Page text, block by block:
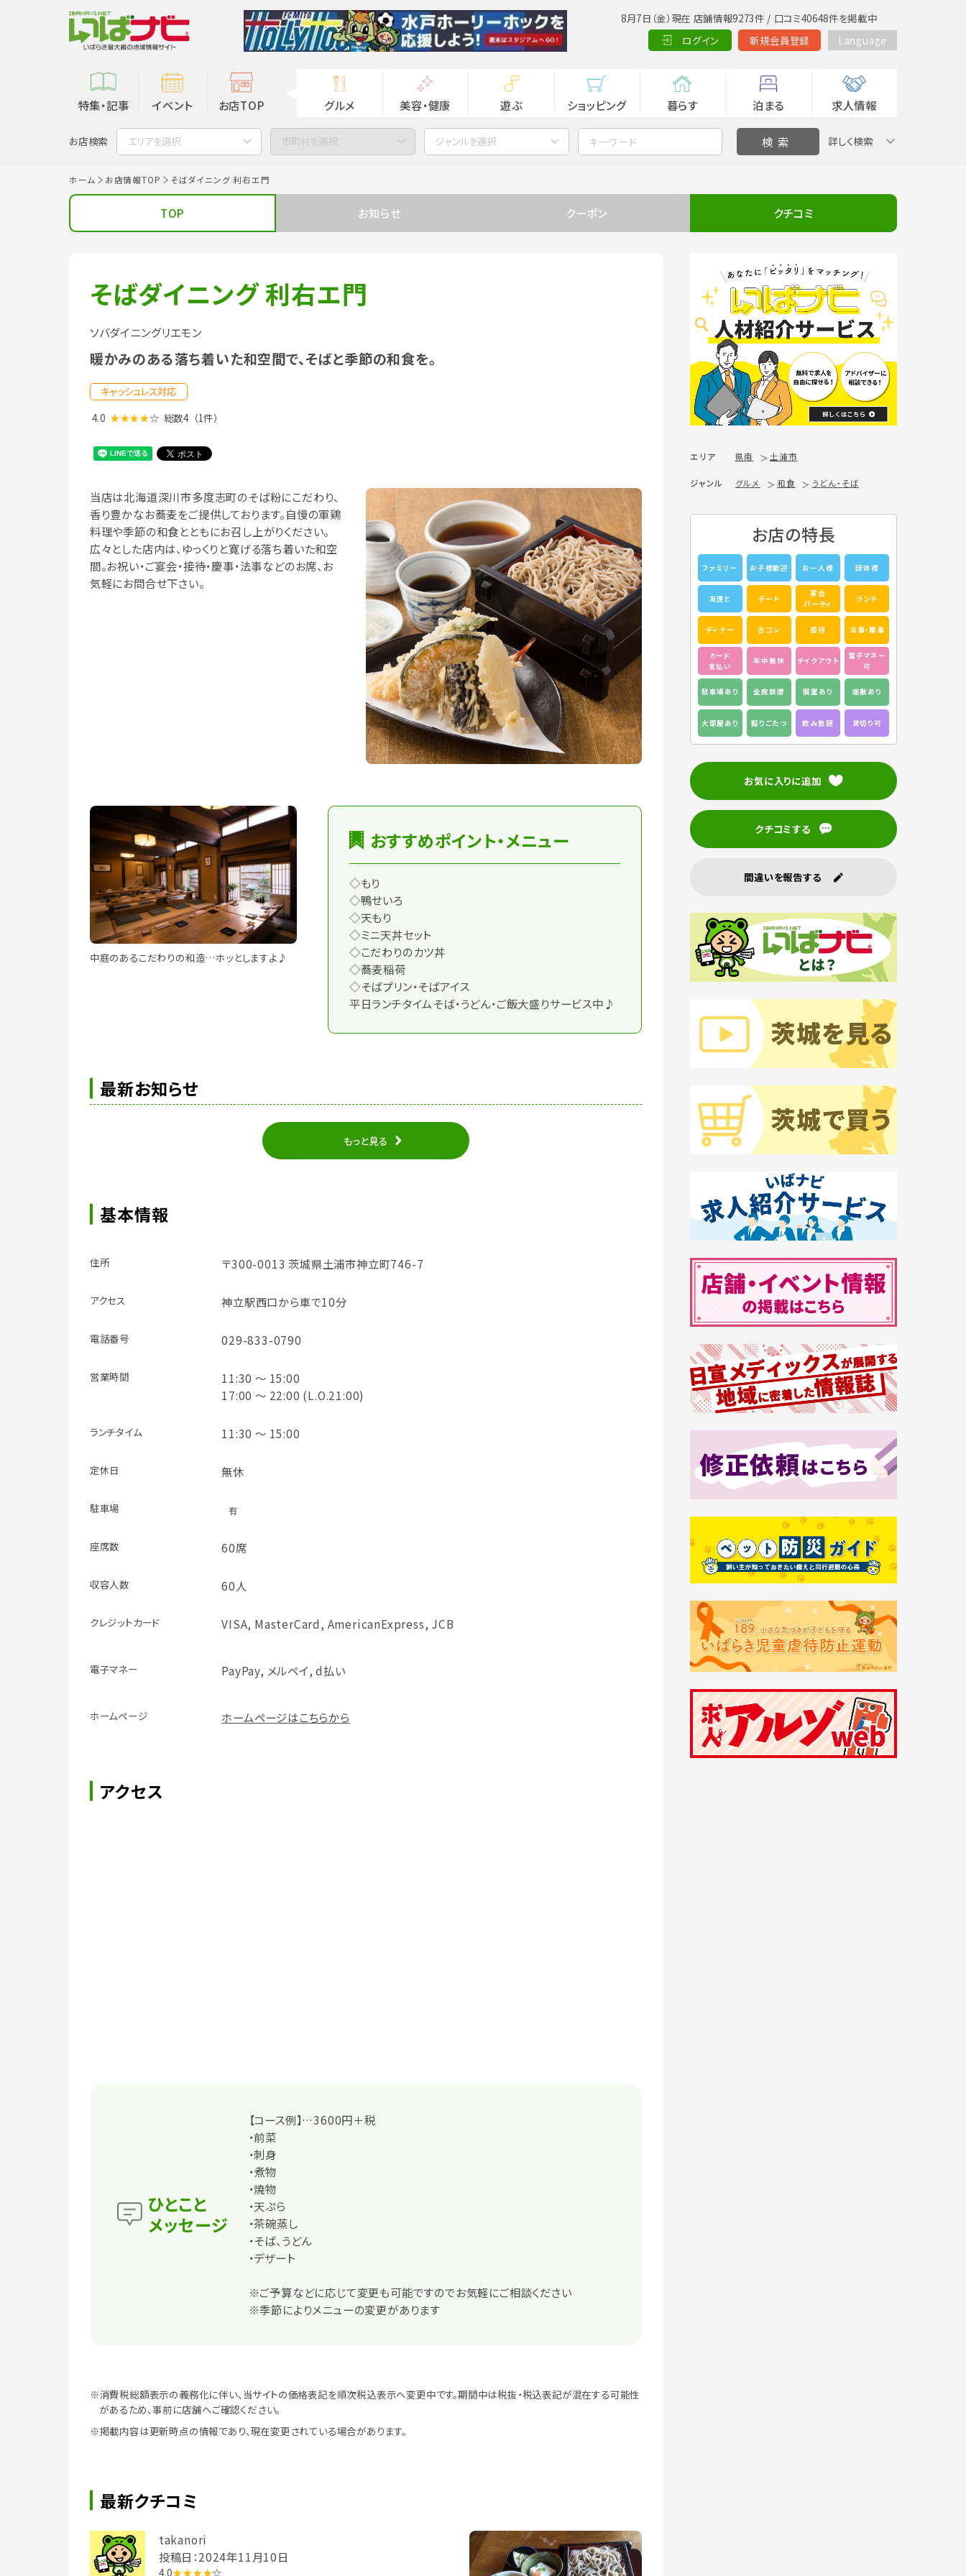
8月7日（金）現在 店舗情報9273件 / 口コミ40648件を掲載中
ログイン
新規会員登録 Language
特集・記事 イベント お店TOP グルメ 美容・健康 遊ぶ ショッピング 暮らす 泊まる 求人情報
お店検索 エリアを選択 市町村を選択 ジャンルを選択 詳しく検索
ホーム お店情報TOP そばダイニング 利右エ門
TOP お知らせ クーポン クチコミ
そばダイニング 利右エ門
ソバダイニングリエモン
暖かみのある落ち着いた和空間で、そばと季節の和食を。
キャッシュレス対応
4.0 ★★★★☆ 総数4 （1件）
当店は北海道深川市多度志町のそば粉にこだわり、
香り豊かなお蕎麦をご提供しております。自慢の軍鶏
料理や季節の和食とともにお召し上がりください。
広々とした店内は、ゆっくりと寛げる落ち着いた和空
間。お祝い・ご宴会・接待・慶事・法事などのお席、お
気軽にお問合せ下さい。
中庭のあるこだわりの和造…ホッとしますよ♪
おすすめポイント・メニュー
◇もり
◇鴨せいろ
◇天もり
◇ミニ天丼セット
◇こだわりのカツ丼
◇蕎麦稲荷
◇そばプリン・そばアイス
平日ランチタイムそば・うどん・ご飯大盛りサービス中♪
最新お知らせ
もっと見る
基本情報
住所 〒300-0013 茨城県土浦市神立町746-7
アクセス 神立駅西口から車で10分
電話番号 029-833-0790
営業時間
11:30 ～ 15:00
17:00 ～ 22:00 (L.O.21:00)
ランチタイム 11:30 ～ 15:00
定休日 無休
駐車場 有
座席数 60席
収容人数 60人
クレジットカード VISA, MasterCard, AmericanExpress, JCB
電子マネー PayPay, メルペイ, d払い
ホームページ ホームページはこちらから
アクセス
ひとこと
メッセージ
【コース例】…3600円＋税
・前菜
・刺身
・煮物
・焼物
・天ぷら
・茶碗蒸し
・そば、うどん
・デザート
※ご予算などに応じて変更も可能ですのでお気軽にご相談ください
※季節によりメニューの変更があります
※消費税総額表示の義務化に伴い、当サイトの価格表記を順次税込表示へ変更中です。期間中は税抜・税込表記が混在する可能性
があるため、事前に店舗へご確認ください。
※掲載内容は更新時点の情報であり、現在変更されている場合があります。
最新クチコミ
takanori
投稿日：2024年11月10日
4.0★★★★☆
エリア 県南 土浦市
ジャンル グルメ 和食 うどん・そば
お店の特長
ファミリー お子様歓迎 お一人様 団体様
友達と デート
宴会
パーティ
ランチ
ディナー 合コン 接待 法事・慶事
カード
支払い
年中無休 テイクアウト
電子マネー
可
駐車場あり 全席禁煙 個室あり 座敷あり
大部屋あり 掘りごたつ 飲み放題 貸切り可
お気に入りに追加
クチコミする
間違いを報告する